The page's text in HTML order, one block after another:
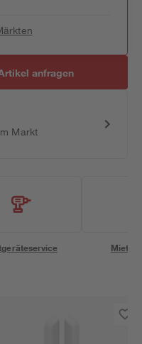
anfragen
Markt